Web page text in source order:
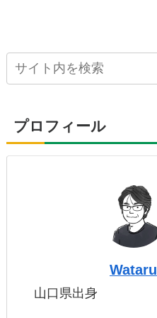
プロフィール
Wataru
山口県出身